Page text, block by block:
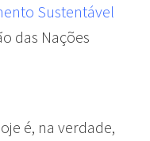
Sustentável
das Nações
é, na verdade,